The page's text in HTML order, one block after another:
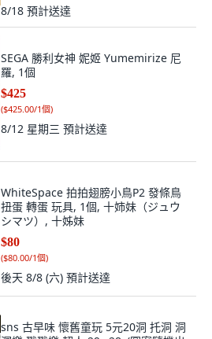
8/18 預計送達
SEGA 勝利女神 妮姬 Yumemirize 尼
羅, 1個
$425
($425.00/1個)
8/12 星期三 預計送達
WhiteSpace 拍拍翅膀小鳥P2 發條鳥
扭蛋 轉蛋 玩具, 1個, 十姉妹（ジュウ
シマツ）, 十姊妹
$80
($80.00/1個)
後天 8/8 (六) 預計送達
sns 古早味 懷舊童玩 5元20洞 托洞 洞